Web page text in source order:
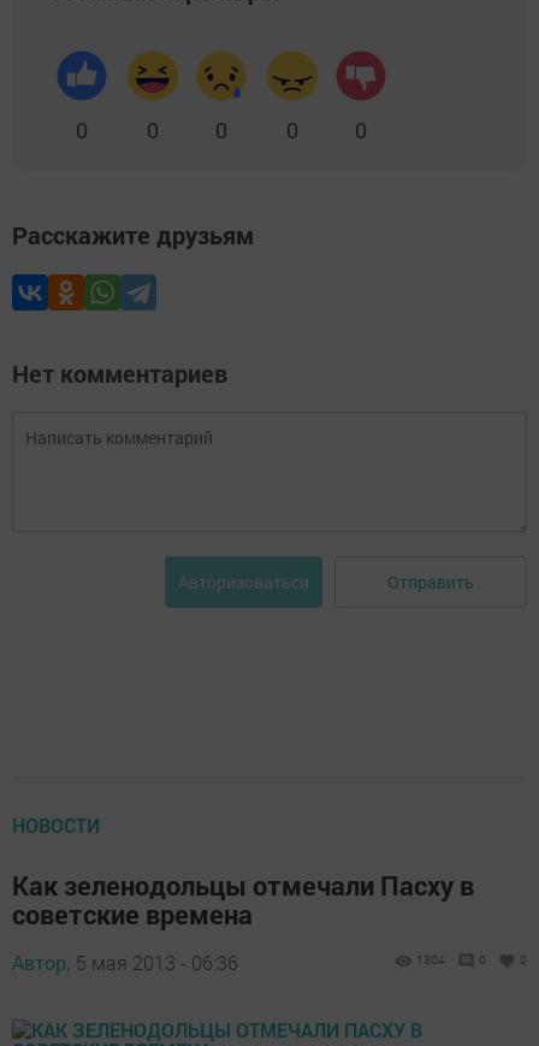
0 0 0 0 0
Расскажите друзьям
Нет комментариев
Авторизоваться Отправить
НОВОСТИ
Как зеленодольцы отмечали Пасху в
советские времена
Автор, 5 мая 2013 - 06:36 1304 0 0